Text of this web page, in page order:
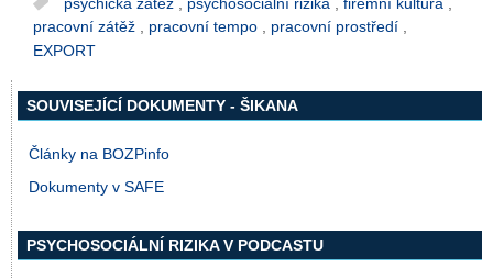
psychická zátěž , psychosociální rizika , firemní kultura ,
pracovní zátěž , pracovní tempo , pracovní prostředí ,
EXPORT
SOUVISEJÍCÍ DOKUMENTY - ŠIKANA
Články na BOZPinfo
Dokumenty v SAFE
PSYCHOSOCIÁLNÍ RIZIKA V PODCASTU